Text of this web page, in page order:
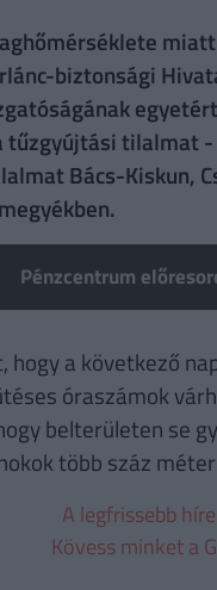
biztonsági
tűzgyújtási tilalmat
Bács-Kiskun,
Pénzcentrum
a következő
óraszámok
belterületen se
több száz
A legfrissebb
Kövess minket a